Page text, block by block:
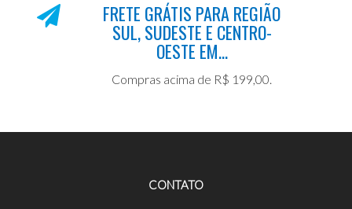
FRETE GRÁTIS PARA REGIÃO
SUL, SUDESTE E CENTRO-
OESTE EM...
Compras acima de R$ 199,00.
CONTATO